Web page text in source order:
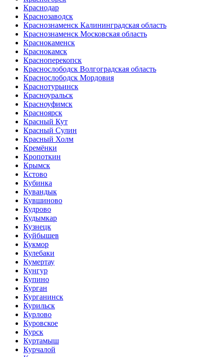
Краснодар
Краснозаводск
Краснознаменск Калининградская область
Краснознаменск Московская область
Краснокаменск
Краснокамск
Красноперекопск
Краснослободск Волгоградская область
Краснослободск Мордовия
Краснотурьинск
Красноуральск
Красноуфимск
Красноярск
Красный Кут
Красный Сулин
Красный Холм
Кремёнки
Кропоткин
Крымск
Кстово
Кубинка
Кувандык
Кувшиново
Кудрово
Кудымкар
Кузнецк
Куйбышев
Кукмор
Кулебаки
Кумертау
Кунгур
Купино
Курган
Курганинск
Курильск
Курлово
Куровское
Курск
Куртамыш
Курчалой